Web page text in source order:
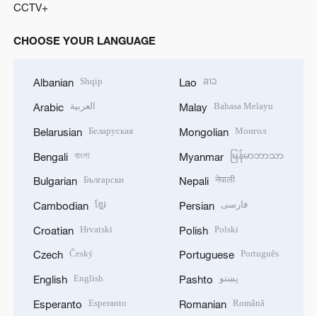
CCTV+
CHOOSE YOUR LANGUAGE
Albanian Shqip
Arabic العربية
Belarusian Беларуская
Bengali বাংলা
Bulgarian Български
Cambodian ខ្មែរ
Croatian Hrvatski
Czech Český
English English
Esperanto Esperanto
Lao ລາວ
Malay Bahasa Melayu
Mongolian Монгол
Myanmar မြန်မာဘာသာ
Nepali नेपाली
Persian فارسی
Polish Polski
Portuguese Português
Pashto پښتو
Romanian Română